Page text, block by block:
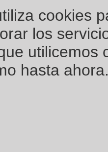
cookies
los
utilicemos
hasta